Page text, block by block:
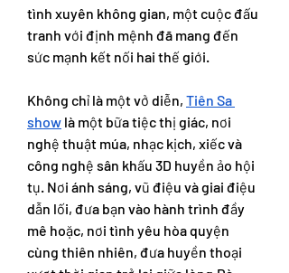
tình xuyên không gian, một cuộc đấu
tranh với định mệnh đã mang đến
sức mạnh kết nối hai thế giới.
Không chỉ là một vở diễn, Tiên Sa
show là một bữa tiệc thị giác, nơi
nghệ thuật múa, nhạc kịch, xiếc và
công nghệ sân khấu 3D huyền ảo hội
tụ. Nơi ánh sáng, vũ điệu và giai điệu
dẫn lối, đưa bạn vào hành trình đầy
mê hoặc, nơi tình yêu hòa quyện
cùng thiên nhiên, đưa huyền thoại